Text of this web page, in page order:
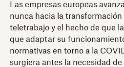
Las empresas europeas
nunca hacia la transformación
teletrabajo y el hecho de que
que adaptar su
normativas en torno a la
surgiera antes la necesidad